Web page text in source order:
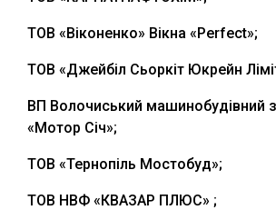
ТОВ «Віконенко» Вікна «Perfect»;
ТОВ «Джейбіл Сьоркіт Юкрейн
ВП Волочиський машинобудівний
«Мотор Січ»;
ТОВ «Тернопіль Мостобуд»;
ТОВ НВФ «КВАЗАР ПЛЮС» ;